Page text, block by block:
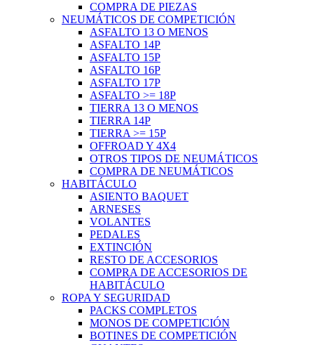
COMPRA DE PIEZAS
NEUMÁTICOS DE COMPETICIÓN
ASFALTO 13 O MENOS
ASFALTO 14P
ASFALTO 15P
ASFALTO 16P
ASFALTO 17P
ASFALTO >= 18P
TIERRA 13 O MENOS
TIERRA 14P
TIERRA >= 15P
OFFROAD Y 4X4
OTROS TIPOS DE NEUMÁTICOS
COMPRA DE NEUMÁTICOS
HABITÁCULO
ASIENTO BAQUET
ARNESES
VOLANTES
PEDALES
EXTINCIÓN
RESTO DE ACCESORIOS
COMPRA DE ACCESORIOS DE
HABITÁCULO
ROPA Y SEGURIDAD
PACKS COMPLETOS
MONOS DE COMPETICIÓN
BOTINES DE COMPETICIÓN